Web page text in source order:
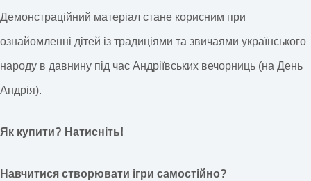
Демонстраційний матеріал стане корисним при
ознайомленні дітей із традиціями та звичаями українського
народу в давнину під час Андріївських вечорниць (на День
Андрія).
Як купити? Натисніть!
Навчитися створювати ігри самостійно?